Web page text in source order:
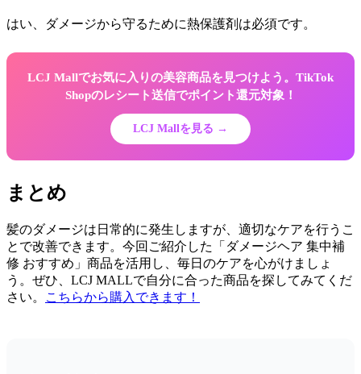
はい、ダメージから守るために熱保護剤は必須です。
LCJ Mallでお気に入りの美容商品を見つけよう。TikTok
Shopのレシート送信でポイント還元対象！
LCJ Mallを見る →
まとめ
髪のダメージは日常的に発生しますが、適切なケアを行うこ
とで改善できます。今回ご紹介した「ダメージヘア 集中補
修 おすすめ」商品を活用し、毎日のケアを心がけましょ
う。ぜひ、LCJ MALLで自分に合った商品を探してみてくだ
さい。
こちらから購入できます！